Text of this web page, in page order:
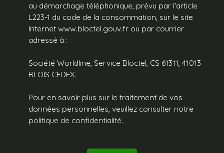
au démarchage téléphonique, prévu par l'article
L223-1 du code de la consommation, sur le site
Internet www.bloctel.gouv.fr ou par courrier
adressé à :
Société Worldline, Service Bloctel, CS 61311, 41013
BLOIS CEDEX.
Pour en savoir plus sur le traitement de vos
données personnelles, veuillez consulter notre
politique de confidentialité.